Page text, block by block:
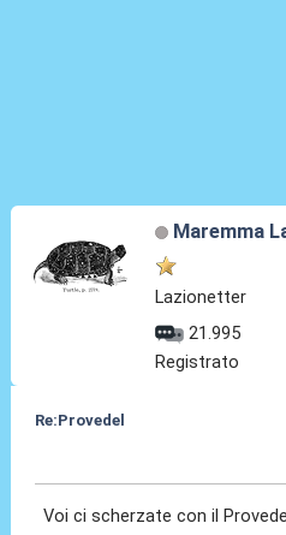
Maremma
Lazionetter
21.995
Registrato
Re:Provedel
Voi ci scherzate con il